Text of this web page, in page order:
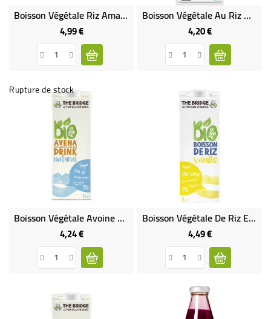
CULTUREL
Boisson Végétale Riz Amande Bio & Sans Gluten
4,99 €Prix
Boisson Végétale Au Riz Nature Bio & Sans Gluten
4,20 €Prix
Rupture de stock
Boisson Végétale Avoine Bio & Sans Gluten
4,24 €Prix
Boisson Végétale De Riz Et De Vanille Bio
4,49 €Prix